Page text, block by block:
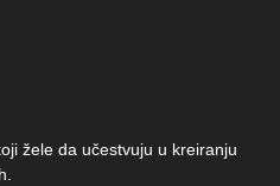
žele da učestvuju u kreiranju